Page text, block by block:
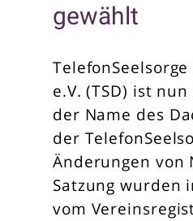
gewählt
e.V. (TSD) ist
der Name des
der
Änderungen von
Satzung wurden
vom